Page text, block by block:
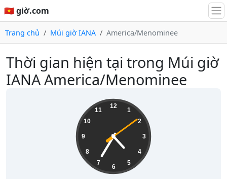
🇻🇳 giờ.com
Trang chủ Múi giờ IANA America/Menominee
Thời gian hiện tại trong Múi giờ
IANA America/Menominee
12
1
2
3
4
5
6
7
8
9
10
11